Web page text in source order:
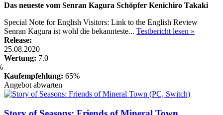
Das neueste vom Senran Kagura Schöpfer Kenichiro Takaki
Special Note for English Visitors: Link to the English Review
Senran Kagura ist wohl die bekannteste... Testbericht lesen »
Release:
25.08.2020
Wertung: 7.0
Kaufempfehlung: 65%
Angebot abwarten